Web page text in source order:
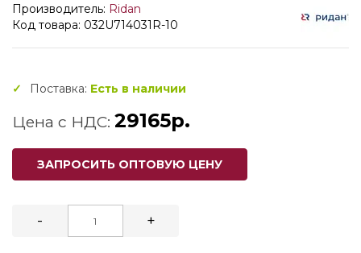
Производитель: Ridan
Код товара: 032U714031R-10
Поставка: Есть в наличии
Цена с НДС: 29165р.
ЗАПРОСИТЬ ОПТОВУЮ ЦЕНУ
- +